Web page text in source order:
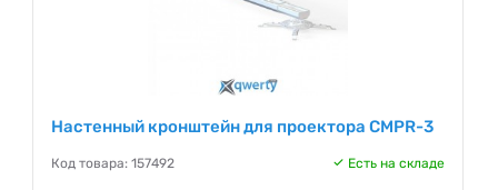
Настенный кронштейн для проектора CMPR-3
Код товара: 157492 Есть на складе